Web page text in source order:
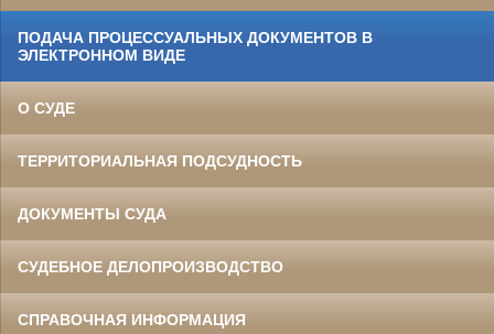
ПОДАЧА ПРОЦЕССУАЛЬНЫХ ДОКУМЕНТОВ В
ЭЛЕКТРОННОМ ВИДЕ
О СУДЕ
ТЕРРИТОРИАЛЬНАЯ ПОДСУДНОСТЬ
ДОКУМЕНТЫ СУДА
СУДЕБНОЕ ДЕЛОПРОИЗВОДСТВО
СПРАВОЧНАЯ ИНФОРМАЦИЯ